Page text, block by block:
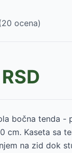
20 ocena)
RSD
bočna tenda -
cm. Kaseta sa
na zid dok